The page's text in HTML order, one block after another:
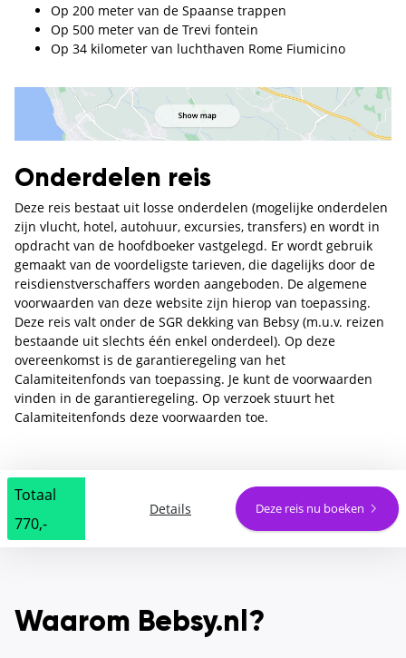
Op 200 meter van de Spaanse trappen
Op 500 meter van de Trevi fontein
Op 34 kilometer van luchthaven Rome Fiumicino
Onderdelen reis
Deze reis bestaat uit losse onderdelen (mogelijke onderdelen
zijn vlucht, hotel, autohuur, excursies, transfers) en wordt in
opdracht van de hoofdboeker vastgelegd. Er wordt gebruik
gemaakt van de voordeligste tarieven, die dagelijks door de
reisdienstverschaffers worden aangeboden. De algemene
voorwaarden van deze website zijn hierop van toepassing.
Deze reis valt onder de SGR dekking van Bebsy (m.u.v. reizen
bestaande uit slechts één enkel onderdeel). Op deze
overeenkomst is de garantieregeling van het
Calamiteitenfonds van toepassing. Je kunt de voorwaarden
vinden in de garantieregeling. Op verzoek stuurt het
Calamiteitenfonds deze voorwaarden toe.
Totaal
770,-
Details Deze reis nu boeken
Waarom Bebsy.nl?